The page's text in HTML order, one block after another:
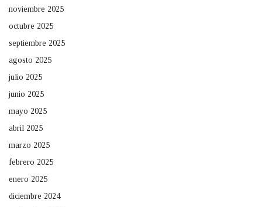
noviembre 2025
octubre 2025
septiembre 2025
agosto 2025
julio 2025
junio 2025
mayo 2025
abril 2025
marzo 2025
febrero 2025
enero 2025
diciembre 2024